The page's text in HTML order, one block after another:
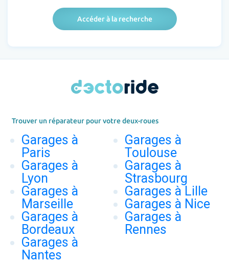
Accéder à la recherche
Trouver un réparateur pour votre deux-roues
Garages à
Paris
Garages à
Lyon
Garages à
Marseille
Garages à
Bordeaux
Garages à
Nantes
Garages à
Toulouse
Garages à
Strasbourg
Garages à Lille
Garages à Nice
Garages à
Rennes